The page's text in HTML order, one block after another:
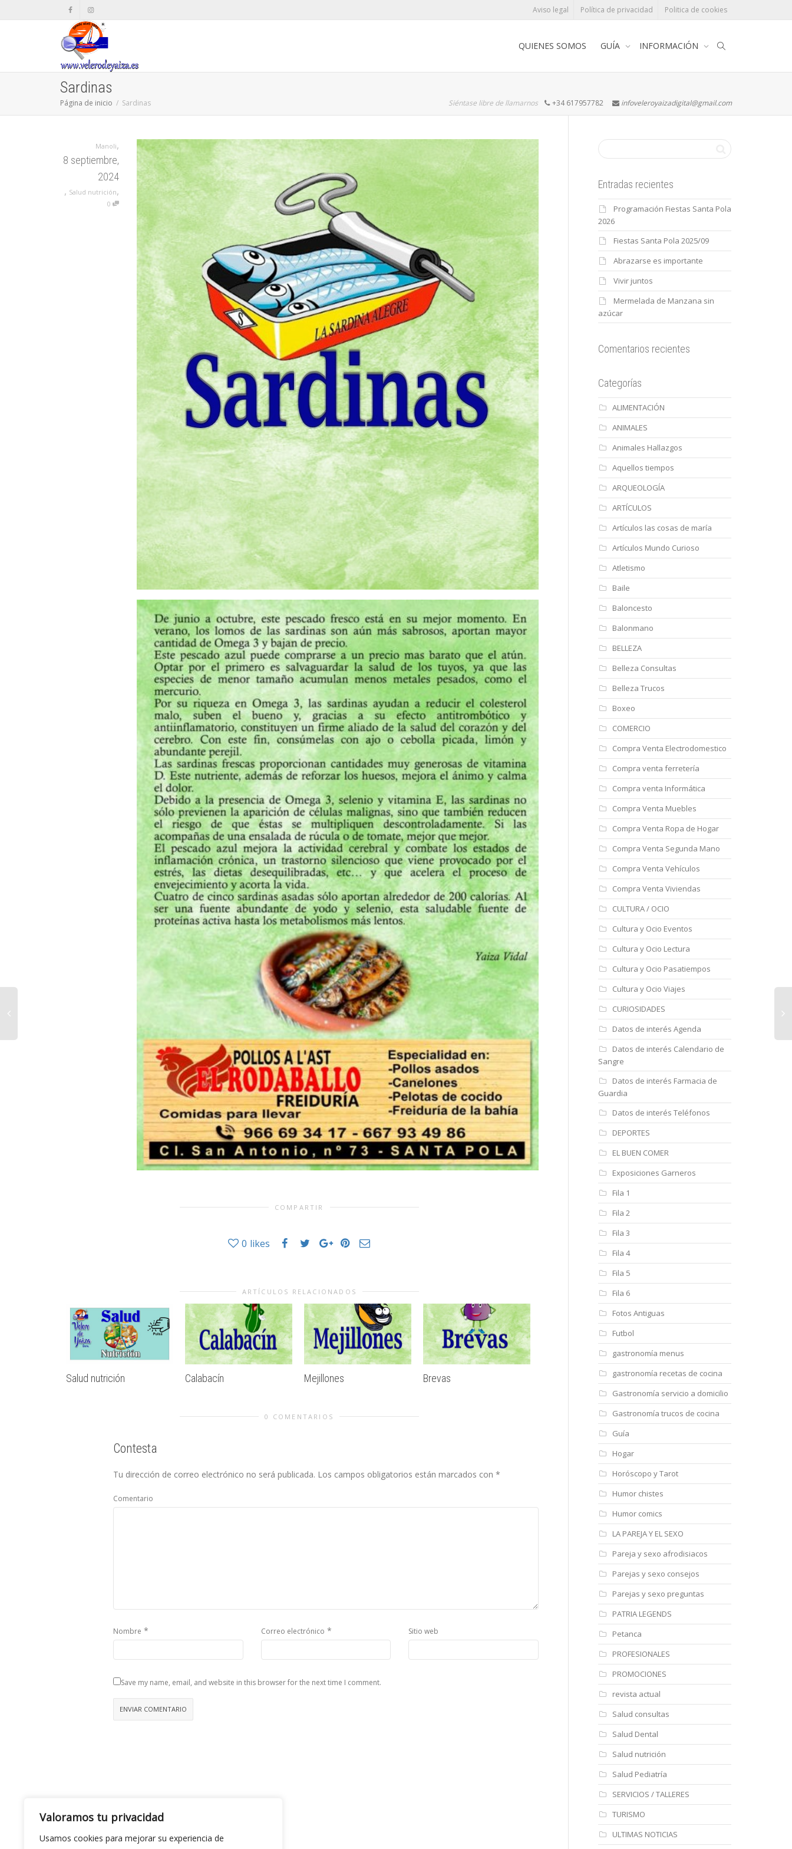
Valoramos tu privacidad
Usamos cookies para mejorar su experiencia de
Aviso legal Política de privacidad Politica de cookies
QUIENES SOMOS GUÍA INFORMACIÓN
Sardinas
Página de inicio Sardinas Siéntase libre de llamarnos +34 617957782 infoveleroyaizadigital@gmail.com
Manoli,
8 septiembre,
2024
, Salud nutrición,
0
COMPARTIR
0 likes
ARTÍCULOS RELACIONADOS
Salud nutrición Calabacín Mejillones Brevas
0 COMENTARIOS
Contesta
Tu dirección de correo electrónico no será publicada. Los campos obligatorios están marcados con *
Comentario
Nombre * Correo electrónico * Sitio web
Save my name, email, and website in this browser for the next time I comment.
Entradas recientes
Programación Fiestas Santa Pola
2026
Fiestas Santa Pola 2025/09
Abrazarse es importante
Vivir juntos
Mermelada de Manzana sin
azúcar
Comentarios recientes
Categorías
ALIMENTACIÓN
ANIMALES
Animales Hallazgos
Aquellos tiempos
ARQUEOLOGÍA
ARTÍCULOS
Artículos las cosas de maría
Artículos Mundo Curioso
Atletismo
Baile
Baloncesto
Balonmano
BELLEZA
Belleza Consultas
Belleza Trucos
Boxeo
COMERCIO
Compra Venta Electrodomestico
Compra venta ferretería
Compra venta Informática
Compra Venta Muebles
Compra Venta Ropa de Hogar
Compra Venta Segunda Mano
Compra Venta Vehículos
Compra Venta Viviendas
CULTURA / OCIO
Cultura y Ocio Eventos
Cultura y Ocio Lectura
Cultura y Ocio Pasatiempos
Cultura y Ocio Viajes
CURIOSIDADES
Datos de interés Agenda
Datos de interés Calendario de
Sangre
Datos de interés Farmacia de
Guardia
Datos de interés Teléfonos
DEPORTES
EL BUEN COMER
Exposiciones Garneros
Fila 1
Fila 2
Fila 3
Fila 4
Fila 5
Fila 6
Fotos Antiguas
Futbol
gastronomía menus
gastronomía recetas de cocina
Gastronomía servicio a domicilio
Gastronomía trucos de cocina
Guía
Hogar
Horóscopo y Tarot
Humor chistes
Humor comics
LA PAREJA Y EL SEXO
Pareja y sexo afrodisiacos
Parejas y sexo consejos
Parejas y sexo preguntas
PATRIA LEGENDS
Petanca
PROFESIONALES
PROMOCIONES
revista actual
Salud consultas
Salud Dental
Salud nutrición
Salud Pediatría
SERVICIOS / TALLERES
TURISMO
ULTIMAS NOTICIAS